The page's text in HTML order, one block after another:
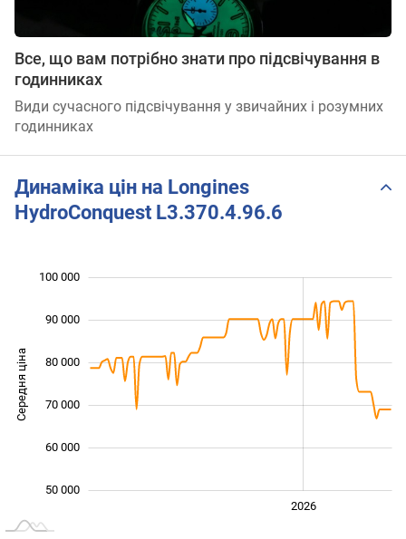
Все, що вам потрібно знати про підсвічування в
годинниках
Види сучасного підсвічування у звичайних і розумних
годинниках
Динаміка цін на Longines
HydroConquest L3.370.4.96.6
Середня ціна
50 000
60 000
70 000
80 000
90 000
100 000
2026